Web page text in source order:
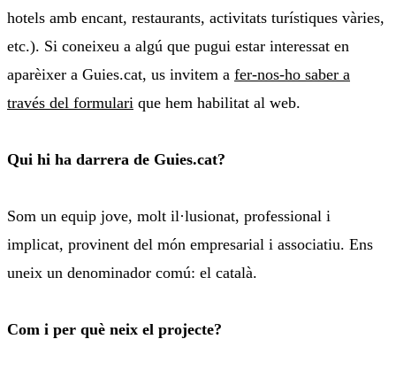
hotels amb encant, restaurants, activitats turístiques vàries,
etc.). Si coneixeu a algú que pugui estar interessat en
aparèixer a Guies.cat, us invitem a fer-nos-ho saber a
través del formulari que hem habilitat al web.
Qui hi ha darrera de Guies.cat?
Som un equip jove, molt il·lusionat, professional i
implicat, provinent del món empresarial i associatiu. Ens
uneix un denominador comú: el català.
Com i per què neix el projecte?